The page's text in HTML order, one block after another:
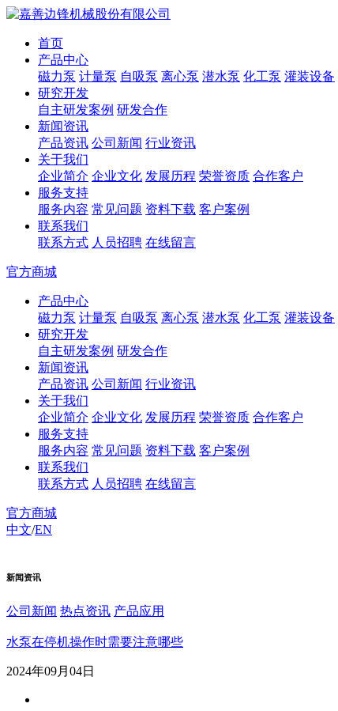
首页
产品中心
磁力泵 计量泵 自吸泵 离心泵 潜水泵 化工泵 灌装设备
研究开发
自主研发案例 研发合作
新闻资讯
产品资讯 公司新闻 行业资讯
关于我们
企业简介 企业文化 发展历程 荣誉资质 合作客户
服务支持
服务内容 常见问题 资料下载 客户案例
联系我们
联系方式 人员招聘 在线留言
官方商城
产品中心
磁力泵 计量泵 自吸泵 离心泵 潜水泵 化工泵 灌装设备
研究开发
自主研发案例 研发合作
新闻资讯
产品资讯 公司新闻 行业资讯
关于我们
企业简介 企业文化 发展历程 荣誉资质 合作客户
服务支持
服务内容 常见问题 资料下载 客户案例
联系我们
联系方式 人员招聘 在线留言
官方商城
中文/EN
新闻资讯
公司新闻 热点资讯 产品应用
水泵在停机操作时需要注意哪些
2024年09月04日